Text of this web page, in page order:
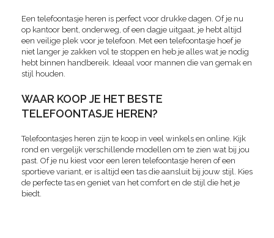
Een telefoontasje heren is perfect voor drukke dagen. Of je nu
op kantoor bent, onderweg, of een dagje uitgaat, je hebt altijd
een veilige plek voor je telefoon. Met een telefoontasje hoef je
niet langer je zakken vol te stoppen en heb je alles wat je nodig
hebt binnen handbereik. Ideaal voor mannen die van gemak en
stijl houden.
WAAR KOOP JE HET BESTE
TELEFOONTASJE HEREN?
Telefoontasjes heren zijn te koop in veel winkels en online. Kijk
rond en vergelijk verschillende modellen om te zien wat bij jou
past. Of je nu kiest voor een leren telefoontasje heren of een
sportieve variant, er is altijd een tas die aansluit bij jouw stijl. Kies
de perfecte tas en geniet van het comfort en de stijl die het je
biedt.